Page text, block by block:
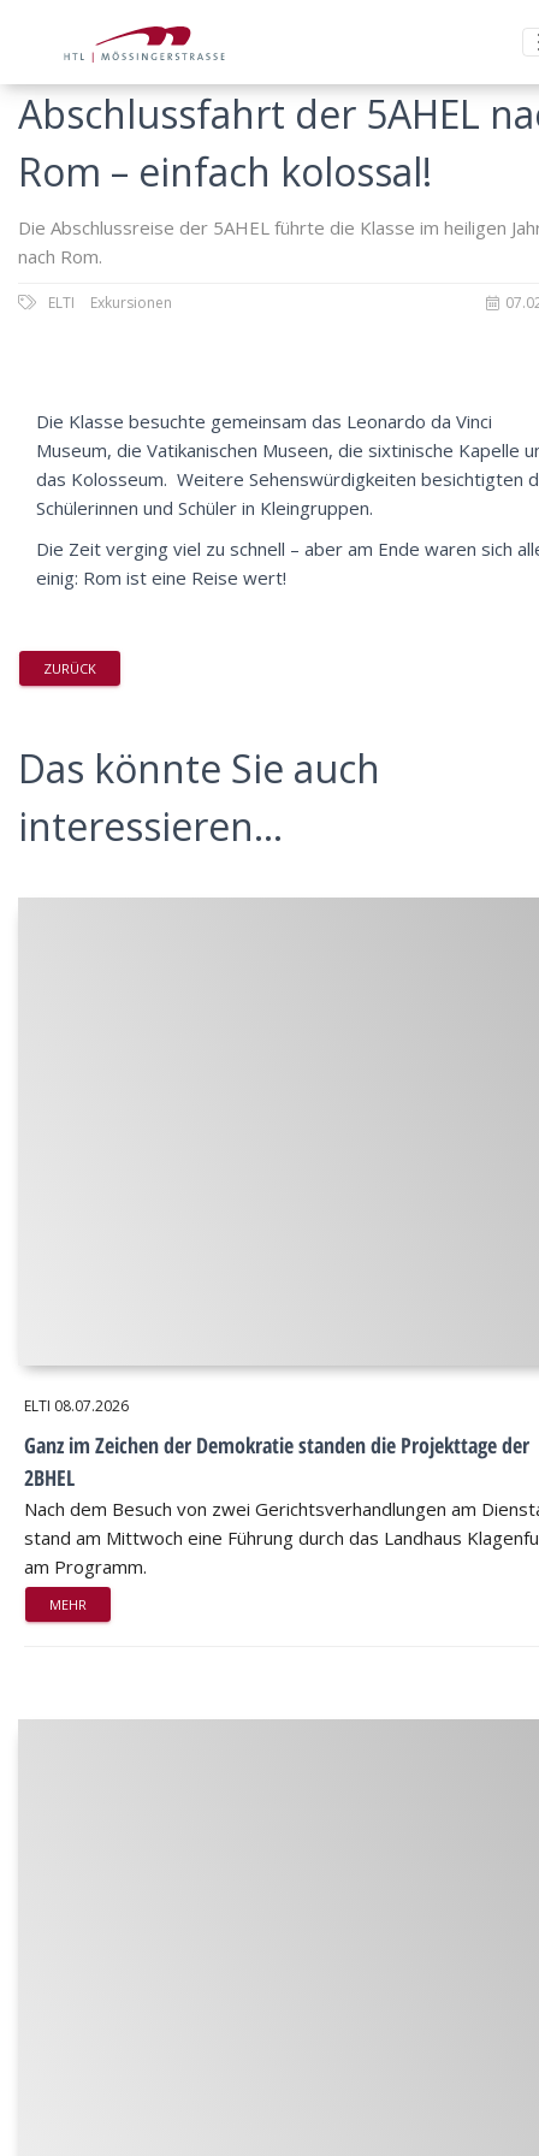
Abschlussfahrt der 5AHEL
Rom – einfach kolossal!
Die Abschlussreise der 5AHEL führte die Klasse im heiligen
nach Rom.
ELTI Exkursionen
Die Klasse besuchte gemeinsam das Leonardo da Vinci
Museum, die Vatikanischen Museen, die sixtinische Kapelle
das Kolosseum. Weitere Sehenswürdigkeiten besichtigten
Schülerinnen und Schüler in Kleingruppen.
Die Zeit verging viel zu schnell – aber am Ende waren sich
einig: Rom ist eine Reise wert!
ZURÜCK
Das könnte Sie auch
interessieren...
ELTI 08.07.2026
Ganz im Zeichen der Demokratie standen die Projekttage der
2BHEL
Nach dem Besuch von zwei Gerichtsverhandlungen am
stand am Mittwoch eine Führung durch das Landhaus
am Programm.
MEHR